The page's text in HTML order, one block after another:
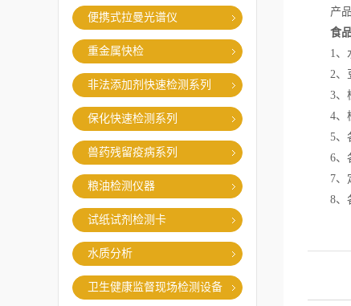
便携式拉曼光谱仪
重金属快检
非法添加剂快速检测系列
保化快速检测系列
兽药残留疫病系列
粮油检测仪器
试纸试剂检测卡
水质分析
卫生健康监督现场检测设备
产品
食
1、水
2、豆
3、检
4、检
5、各
6、各
7、定
8、各